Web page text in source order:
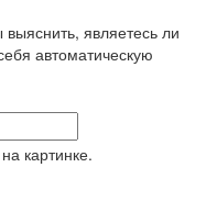
выяснить, являетесь ли
автоматическую
картинке.